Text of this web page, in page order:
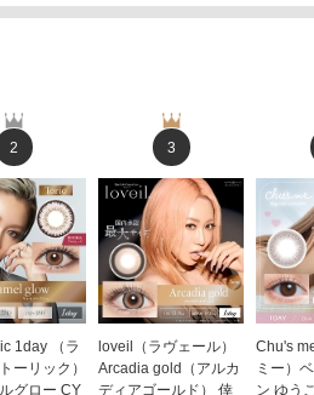
2
1day （ラ
ーリック）
グロー CY
3
loveil（ラヴェール）
Arcadia gold（アルカ
ディアゴールド） 倖
Chu's
ミー）
ン ゆう